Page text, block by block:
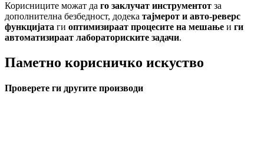
Корисниците можат да го заклучат инструментот за
дополнителна безбедност, додека тајмерот и авто-реверс
функцијата ги оптимизираат процесите на мешање и ги
автоматизираат лабораториските задачи.
Паметно корисничко искуство
Проверете ги другите производи